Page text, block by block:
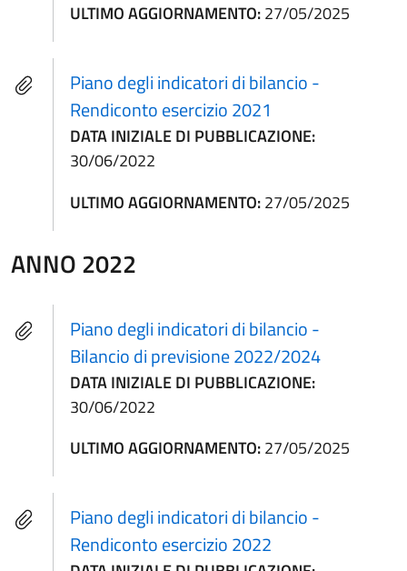
ULTIMO AGGIORNAMENTO:27/05/2025
Piano degli indicatori di bilancio -
Rendiconto esercizio 2021
DATA INIZIALE DI PUBBLICAZIONE:
30/06/2022
ULTIMO AGGIORNAMENTO:27/05/2025
ANNO 2022
Piano degli indicatori di bilancio -
Bilancio di previsione 2022/2024
DATA INIZIALE DI PUBBLICAZIONE:
30/06/2022
ULTIMO AGGIORNAMENTO:27/05/2025
Piano degli indicatori di bilancio -
Rendiconto esercizio 2022